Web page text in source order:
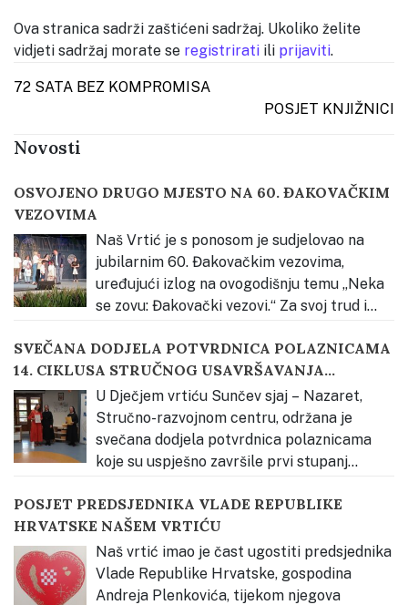
Ova stranica sadrži zaštićeni sadržaj. Ukoliko želite
vidjeti sadržaj morate se registrirati ili prijaviti.
Post navigation
72 SATA BEZ KOMPROMISA
POSJET KNJIŽNICI
Novosti
OSVOJENO DRUGO MJESTO NA 60. ĐAKOVAČKIM
VEZOVIMA
Naš Vrtić je s ponosom je sudjelovao na
jubilarnim 60. Đakovačkim vezovima,
uređujući izlog na ovogodišnju temu „Neka
se zovu: Đakovački vezovi.“ Za svoj trud i
obrazovnih ustanova. Priprema za izradu izloga
započela je upoznavanjem djece s bogatstvom
slavonske tradicije kroz neposredno iskustvo.…
SVEČANA DODJELA POTVRDNICA POLAZNICAMA
14. CIKLUSA STRUČNOG USAVRŠAVANJA
KATEHEZE DOBROGA PASTIRA
U Dječjem vrtiću Sunčev sjaj – Nazaret,
Stručno-razvojnom centru, održana je
svečana dodjela potvrdnica polaznicama
koje su uspješno završile prvi stupanj
Montessori pedagogije – Kateheza Dobroga Pastira.
Svečanost je otvorena glazbenim nastupom djece,
nakon čega je okupljene pozdravila s. Estera Radičević,
predstavnica Osnivača Dječjeg…
POSJET PREDSJEDNIKA VLADE REPUBLIKE
HRVATSKE NAŠEM VRTIĆU
Naš vrtić imao je čast ugostiti predsjednika
Vlade Republike Hrvatske, gospodina
Andreja Plenkovića, tijekom njegova